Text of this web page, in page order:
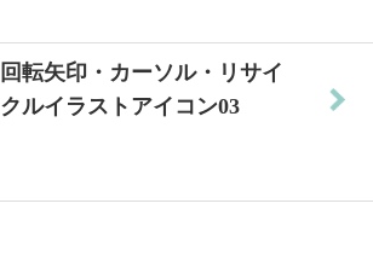
回転矢印・カーソル・リサイ
クルイラストアイコン03